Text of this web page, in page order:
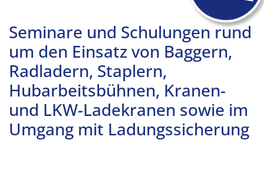
Seminare und Schulungen rund
um den Einsatz von Baggern,
Radladern, Staplern,
Hubarbeitsbühnen, Kranen-
und LKW-Ladekranen sowie im
Umgang mit Ladungssicherung